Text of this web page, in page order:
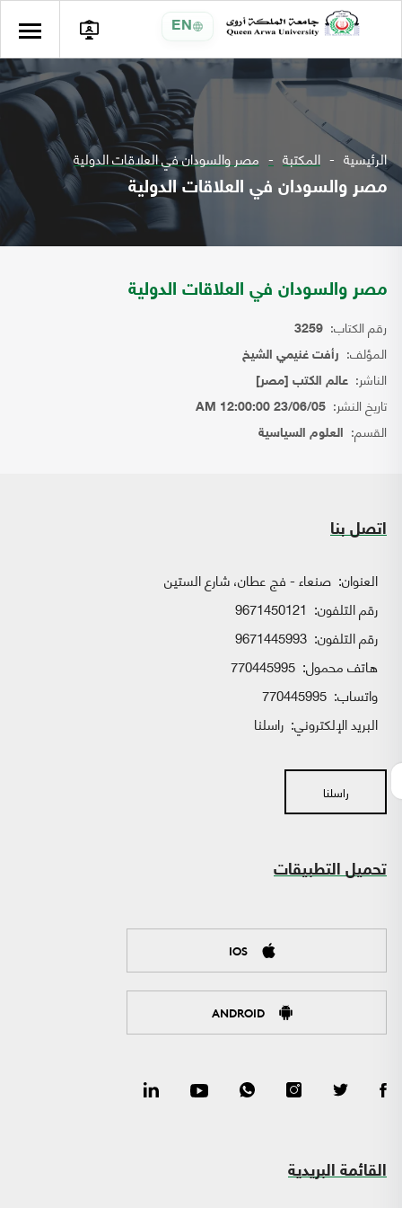
EN
الرئيسية المكتبة مصر والسودان في العلاقات الدولية
مصر والسودان في العلاقات الدولية
مصر والسودان في العلاقات الدولية
رقم الكتاب: 3259
المؤلف: رأفت غنيمي الشيخ
الناشر: عالم الكتب [مصر]
تاريخ النشر: 23/06/05 12:00:00 AM
القسم: العلوم السياسية
اتصل بنا
العنوان: صنعاء - فج عطان، شارع الستين
رقم التلفون: 9671450121
رقم التلفون: 9671445993
هاتف محمول: 770445995
واتساب:
البريد الإلكتروني: راسلنا
راسلنا
تحميل التطبيقات
IOS
ANDROID
القائمة البريدية